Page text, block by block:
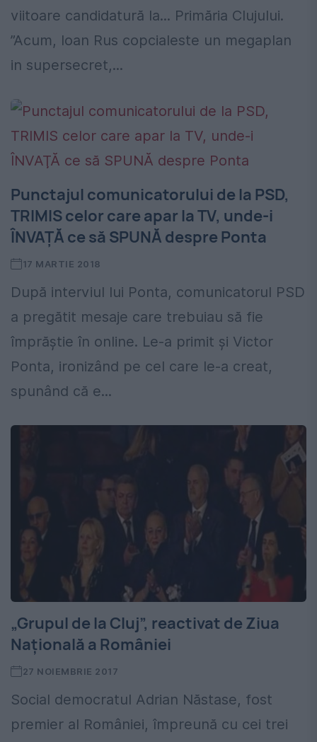
viitoare candidatură la... Primăria Clujului.
”Acum, Ioan Rus copcialeste un megaplan
in supersecret,...
Punctajul comunicatorului de la PSD,
TRIMIS celor care apar la TV, unde-i
ÎNVAŢĂ ce să SPUNĂ despre Ponta
17 MARTIE 2018
După interviul lui Ponta, comunicatorul PSD
a pregătit mesaje care trebuiau să fie
împrăştie în online. Le-a primit şi Victor
Ponta, ironizând pe cel care le-a creat,
spunând că e...
„Grupul de la Cluj”, reactivat de Ziua
Națională a României
27 NOIEMBRIE 2017
Social democratul Adrian Năstase, fost
premier al României, împreună cu cei trei